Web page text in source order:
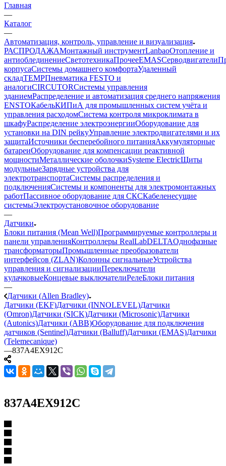
Главная
—
Каталог
—
Автоматизация, контроль, управление и визуализация
РАСПРОДАЖАМонтажный инструментLanbaoОтопление и
антиоблединениеСветотехникаПрочееEMASCерводвигатели
корпусаСистемы домашнего комфортаУдаленный
складTEMPПневматика FESTO и
аналогиCIRCUTORСистемы управления
зданиемРаспределение и автоматизация среднего напряжения
ENSTOКабельКИПиА для промышленных систем учёта и
управления расходомСистема контроля микроклимата в
шкафуРаспределение электроэнергииОборудование для
установки на DIN рейкуУправление электродвигателями и их
защитаИсточники бесперебойного питанияАккумуляторные
батареиОборудование для компенсации реактивной
мощностиМеталлические оболочкиSysteme ElectricЩиты
модульныеЗарядные устройства для
электротранспортаСистемы распределения и
подключенияСистемы и компоненты для электромонтажных
работПассивное оборудование для СКСКабеленесущие
системыЭлектроустановочное оборудование
—
Датчики
Блоки питания (Mean Well)Программируемые контроллеры и
панели управленияКонтроллеры RealLabDELTAОднофазные
трансформаторыПромышленные преобразователи
интерфейсов (ZLAN)Колонны сигнальныеУстройства
управления и сигнализацииПереключатели
кулачковыеКонцевые выключателиРелеБлоки питания
—
Датчики (Allen Bradley)
Датчики (EKF)Датчики (INNOLEVEL)Датчики
(Omron)Датчики (SICK)Датчики (Microsonic)Датчики
(Autonics)Датчики (ABB)Оборудование для подключения
датчиков (Sentinel)Датчики (Balluff)Датчики (EMAS)Датчики
(Telemecanique)
—837A4EX912C
837A4EX912C